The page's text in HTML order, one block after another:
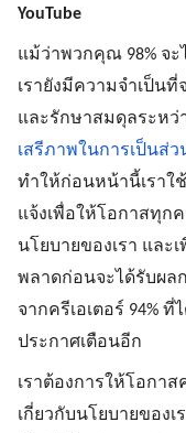
YouTube
แม้ว่าพวกคุณ 98% จ
เรายังมีความจำเป็นที่
และรักษาสมดุลระหว่
เสรีภาพในการเป็นส่
ทำให้ก่อนหน้านี้เราใ
แจ้งเพื่อให้โอกาสทุก
นโยบายของเรา และ
พลาดก่อนจะได้รับผล
จากครีเอเตอร์ 94%
ประกาศเตือนอีก
เราต้องการให้โอกา
เกี่ยวกับนโยบายของ